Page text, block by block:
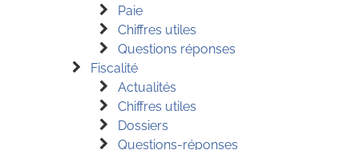
Paie
Chiffres utiles
Questions réponses
Fiscalité
Actualités
Chiffres utiles
Dossiers
Questions-réponses